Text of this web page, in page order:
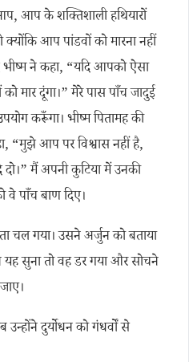
आप के शक्तिशाली हथियारों
क्योंकि आप पांडवों को मारना नहीं
भीष्म ने कहा, “यदि आपको ऐसा
मार दूंगा।” मेरे पास पाँच जादुई
करूँगा। भीष्म पितामह की
“मुझे आप पर विश्वास नहीं है,
मैं अपनी कुटिया में उनकी
वे पाँच बाण दिए।
चल गया। उसने अर्जुन को बताया
यह सुना तो वह डर गया और सोचने
दुर्योधन को गंधर्वों से